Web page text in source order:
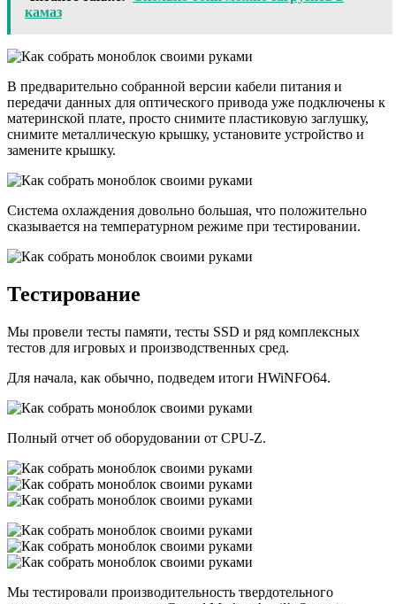
камаз
В предварительно собранной версии кабели питания и
передачи данных для оптического привода уже подключены к
материнской плате, просто снимите пластиковую заглушку,
снимите металлическую крышку, установите устройство и
замените крышку.
Система охлаждения довольно большая, что положительно
сказывается на температурном режиме при тестировании.
Тестирование
Мы провели тесты памяти, тесты SSD и ряд комплексных
тестов для игровых и производственных сред.
Для начала, как обычно, подведем итоги HWiNFO64.
Полный отчет об оборудовании от CPU-Z.
Мы тестировали производительность твердотельного